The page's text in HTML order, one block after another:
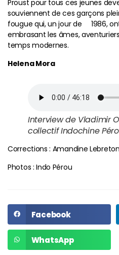
Proust pour tous ces jeunes
souviennent de ces garçons
fougue qui, un jour de 1986,
embrasant les âmes,
temps modernes.
Helena Mora
Interview de Vladimir
collectif Indochine
Corrections : Amandine Lebreton
Photos : Indo Pérou
Facebook
WhatsApp